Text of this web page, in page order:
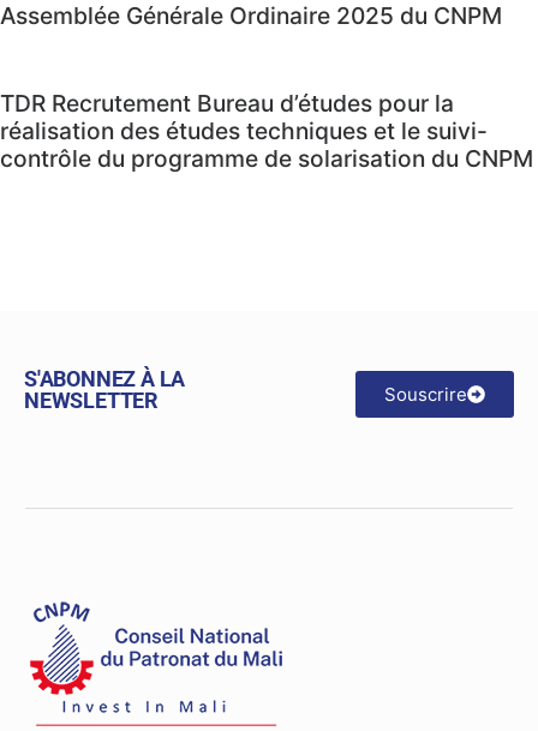
Assemblée Générale Ordinaire 2025 du CNPM
TDR Recrutement Bureau d’études pour la
réalisation des études techniques et le suivi-
contrôle du programme de solarisation du CNPM
S'ABONNEZ À LA
NEWSLETTER
Souscrire